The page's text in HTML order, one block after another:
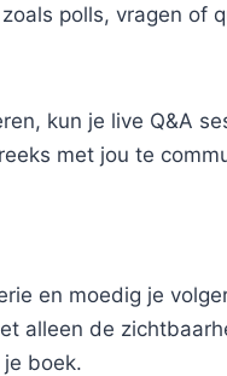
polls, vragen of
kun je live Q&A
met jou te
en moedig je
alleen de
boek.